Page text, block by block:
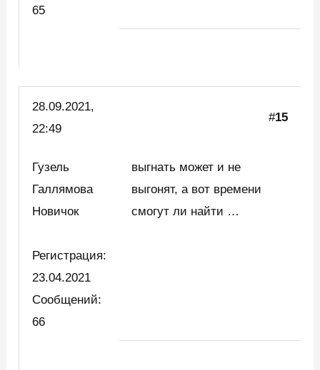
65
28.09.2021,
22:49
#15
Гузель
Галлямова
Новичок
Регистрация:
23.04.2021
Сообщений:
66
выгнать может и не
выгонят, а вот времени
смогут ли найти …